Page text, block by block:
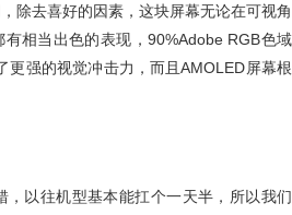
除去喜好的因素，这块屏幕无论在可视角
相当出色的表现，90%Adobe RGB色域
更强的视觉冲击力，而且AMOLED屏幕根
，以往机型基本能扛个一天半，所以我们